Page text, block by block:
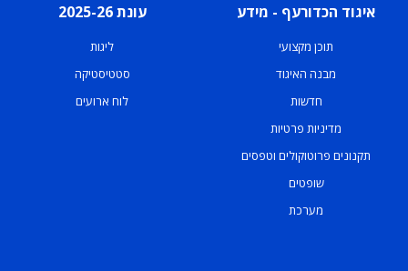
איגוד הכדורעף - מידע
תוכן מקצועי
מבנה האיגוד
חדשות
מדיניות פרטיות
תקנונים פרוטוקולים וטפסים
שופטים
מערכת
עונת 2025-26
ליגות
סטטיסטיקה
לוח ארועים